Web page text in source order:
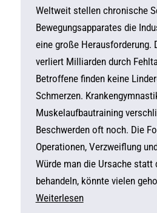
Weltweit stellen chronische
Bewegungsapparates die
eine große Herausforderung.
verliert Milliarden durch
Betroffene finden keine
Schmerzen.
Muskelaufbautraining
Beschwerden oft noch. Die
Operationen, Verzweiflung
Würde man die Ursache statt
behandeln, könnte vielen
Weiterlesen